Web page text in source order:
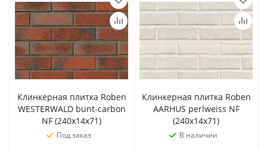
Клинкерная плитка Roben
WESTERWALD bunt-carbon
NF (240x14x71)
Под заказ
Клинкерная плитка Roben
AARHUS perlweiss NF
(240x14x71)
В наличии